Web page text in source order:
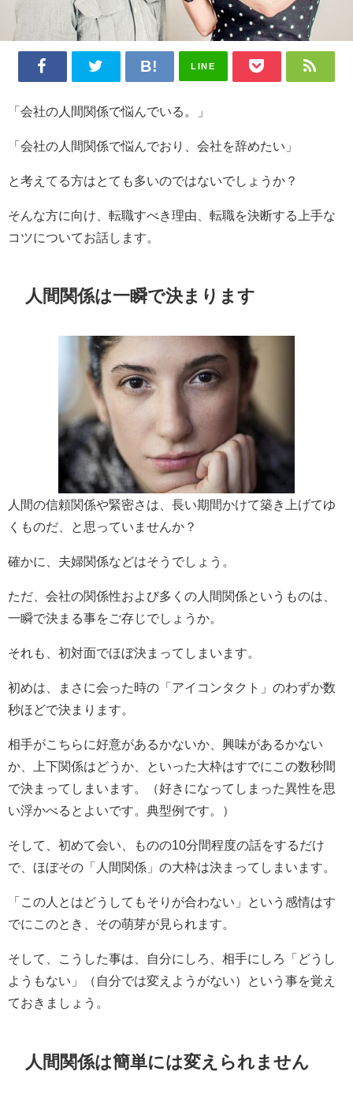
LINE
「会社の人間関係で悩んでいる。」
「会社の人間関係で悩んでおり、会社を辞めたい」
と考えてる方はとても多いのではないでしょうか？
そんな方に向け、転職すべき理由、転職を決断する上手な
コツについてお話します。
人間関係は一瞬で決まります
人間の信頼関係や緊密さは、長い期間かけて築き上げてゆ
くものだ、と思っていませんか？
確かに、夫婦関係などはそうでしょう。
ただ、会社の関係性および多くの人間関係というものは、
一瞬で決まる事をご存じでしょうか。
それも、初対面でほぼ決まってしまいます。
初めは、まさに会った時の「アイコンタクト」のわずか数
秒ほどで決まります。
相手がこちらに好意があるかないか、興味があるかない
か、上下関係はどうか、といった大枠はすでにこの数秒間
で決まってしまいます。（好きになってしまった異性を思
い浮かべるとよいです。典型例です。）
そして、初めて会い、ものの10分間程度の話をするだけ
で、ほぼその「人間関係」の大枠は決まってしまいます。
「この人とはどうしてもそりが合わない」という感情はす
でにこのとき、その萌芽が見られます。
そして、こうした事は、自分にしろ、相手にしろ「どうし
ようもない」（自分では変えようがない）という事を覚え
ておきましょう。
人間関係は簡単には変えられません